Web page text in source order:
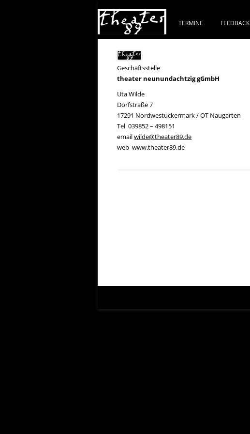
TERMINE FEEDBACK
Geschäftsstelle
theater neunundachtzig gGmbH
Uta Wilde
Dorfstraße 7
17291 Nordwestuckermark / OT Naugarten
Tel 039852 – 498151
emailwilde@theater89.de
web www.theater89.de